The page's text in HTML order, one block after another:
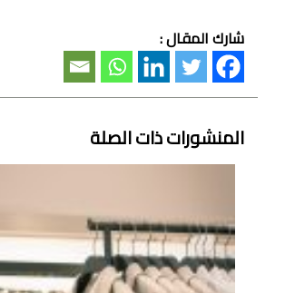
شارك المقال :
المنشورات ذات الصلة